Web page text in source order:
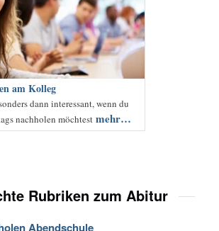
am Kolleg
dann interessant, wenn du
nachholen möchtest mehr…
Rubriken zum Abitur
Abendschule